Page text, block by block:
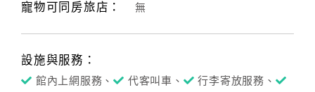
寵物可同房旅店： 無
設施與服務：
館內上網服務、 代客叫車、
行李寄放服務、